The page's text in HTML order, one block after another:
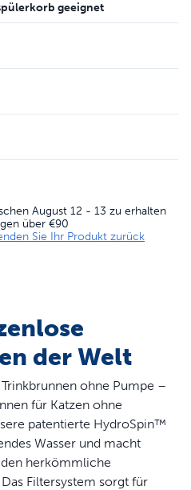
geeignet
August 12 - 13 zu erhalten
über €90
Sie Ihr Produkt zurück
der Welt
ohne Pumpe –
für Katzen ohne
patentierte HydroSpin™
Wasser und macht
herkömmliche
Filtersystem sorgt für